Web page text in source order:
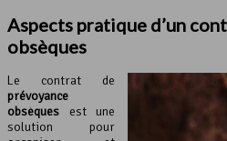
Aspects pratique d’un
obsèques
Le contrat de
prévoyance
obsèques est une
solution pour